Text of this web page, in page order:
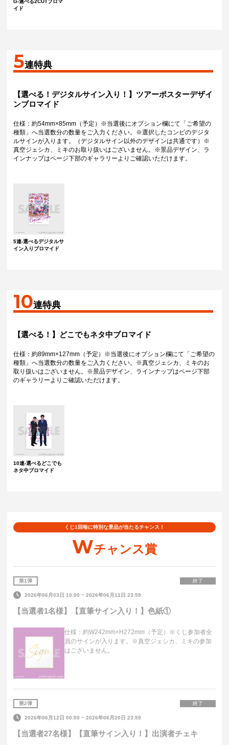
G-選べる2CUTブロマ
イド
5連特典
【選べる！デジタルサイン入り！】ツアーポスターデザイ
ンブロマイド
仕様：約54mm×85mm（予定）※当選後にオプション欄にて「ご希望の
種類」へ当選数分の数量をご入力ください。※選択したコンビのデジタ
ルサインが入ります。（デジタルサイン以外のデザインは共通です）※
真空ジェシカ、ミキのお取り扱いはございません。※景品デザイン、ラ
インナップはページ下部のギャラリーよりご確認いただけます。
5連-選べるデジタルサ
イン入りブロマイド
10連特典
【選べる！】どこでもネタ中ブロマイド
仕様：約89mm×127mm（予定）※当選後にオプション欄にて「ご希望の
種類」へ当選数分の数量をご入力ください。※真空ジェシカ、ミキのお
取り扱いはございません。※景品デザイン、ラインナップはページ下部
のギャラリーよりご確認いただけます。
10連-選べるどこでも
ネタ中ブロマイド
くじ1回毎に特別な景品が当たるチャンス！
Wチャンス賞
第1弾 終了
2026年06月03日 10:00 ~2026年06月11日 23:59
【当選者1名様】【直筆サイン入り！】色紙①
仕様：約W242mm×H272mm（予定）※くじ参加者全
員のサインが入ります。※真空ジェシカ、ミキの参加
はございません。
第2弾 終了
2026年06月12日 00:00 ~2026年06月20日 23:59
【当選者27名様】【直筆サイン入り！】出演者チェキ